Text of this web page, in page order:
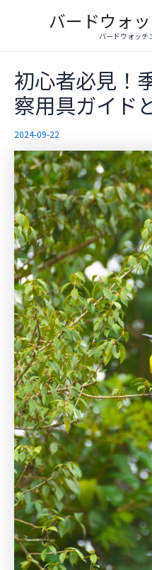
バードウォ
バードウォッチ
初心者必見！
察用具ガイド
2024-09-22